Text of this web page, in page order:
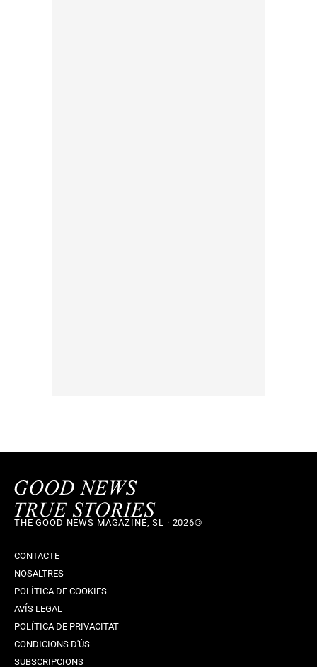
THE GOOD NEWS MAGAZINE, SL · 2026©
CONTACTE
NOSALTRES
POLÍTICA DE COOKIES
AVÍS LEGAL
POLÍTICA DE PRIVACITAT
CONDICIONS D'ÚS
SUBSCRIPCIONS